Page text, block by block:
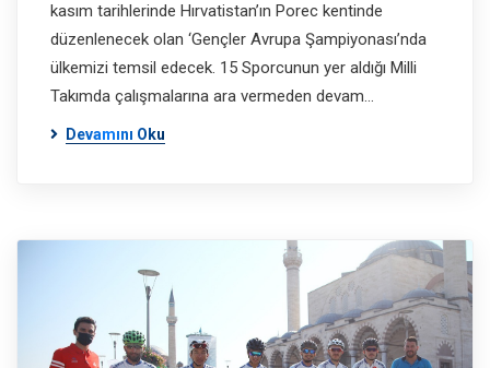
kasım tarihlerinde Hırvatistan’ın Porec kentinde
düzenlenecek olan ‘Gençler Avrupa Şampiyonası’nda
ülkemizi temsil edecek. 15 Sporcunun yer aldığı Milli
Takımda çalışmalarına ara vermeden devam…
Devamını Oku